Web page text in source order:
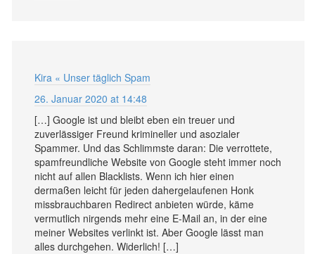
Kira « Unser täglich Spam
26. Januar 2020 at 14:48
[…] Google ist und bleibt eben ein treuer und
zuverlässiger Freund krimineller und asozialer
Spammer. Und das Schlimmste daran: Die verrottete,
spamfreundliche Website von Google steht immer noch
nicht auf allen Blacklists. Wenn ich hier einen
dermaßen leicht für jeden dahergelaufenen Honk
missbrauchbaren Redirect anbieten würde, käme
vermutlich nirgends mehr eine E-Mail an, in der eine
meiner Websites verlinkt ist. Aber Google lässt man
alles durchgehen. Widerlich! […]